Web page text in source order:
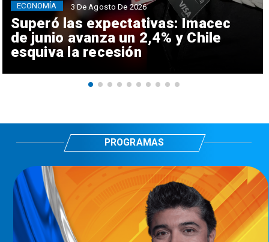
Superó las expectativas: Imacec
de junio avanza un 2,4% y Chile
esquiva la recesión
ECONOMÍA 3 De Agosto De 2026
PROGRAMAS